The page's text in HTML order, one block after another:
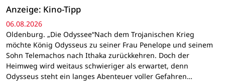
Anzeige: Kino-Tipp
06.08.2026
Oldenburg. „Die Odyssee“Nach dem Trojanischen Krieg
möchte König Odysseus zu seiner Frau Penelope und seinem
Sohn Telemachos nach Ithaka zurückkehren. Doch der
Heimweg wird weitaus schwieriger als erwartet, denn
Odysseus steht ein langes Abenteuer voller Gefahren…